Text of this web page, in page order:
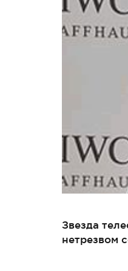
Звезда
нетрезвом